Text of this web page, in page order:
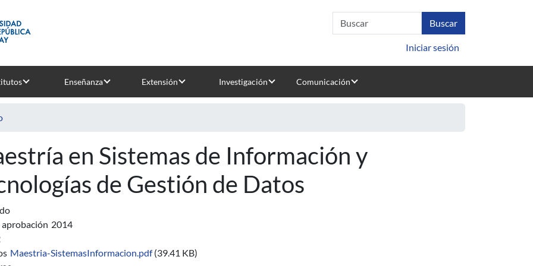
Iniciar sesión
Enseñanza Extensión Investigación Comunicación
en Sistemas de Información y
de Gestión de Datos
2014
Maestria-SistemasInformacion.pdf (39.41 KB)